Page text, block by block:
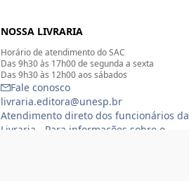
NOSSA LIVRARIA
Horário de atendimento do SAC
Das 9h30 às 17h00 de segunda a sexta
Das 9h30 às 12h00 aos sábados
Fale conosco
livraria.editora@unesp.br
Atendimento direto dos funcionários da
Livraria - Para informações sobre o